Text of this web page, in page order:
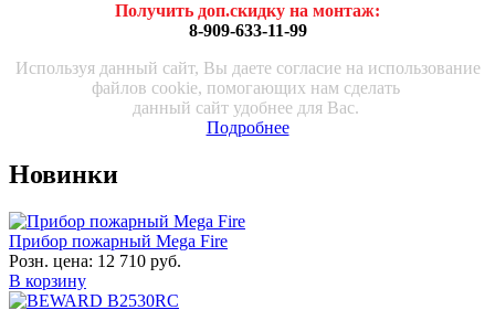
Получить доп.скидку на монтаж:
8-909-633-11-99
Используя данный сайт, Вы даете согласие на использование
файлов cookie, помогающих нам сделать
данный сайт удобнее для Вас.
Подробнее
Новинки
Прибор пожарный Mega Fire
Розн. цена: 12 710 руб.
В корзину